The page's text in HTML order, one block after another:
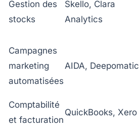
Gestion des
stocks
Skello, Clara
Analytics
Campagnes
marketing
automatisées
AIDA, Deepomatic
Comptabilité
et facturation
QuickBooks, Xero